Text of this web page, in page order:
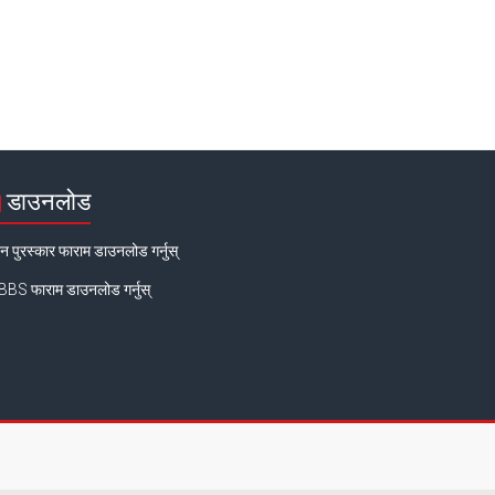
डाउनलोड
पुरस्कार फाराम डाउनलोड गर्नुस्
फाराम डाउनलोड गर्नुस्